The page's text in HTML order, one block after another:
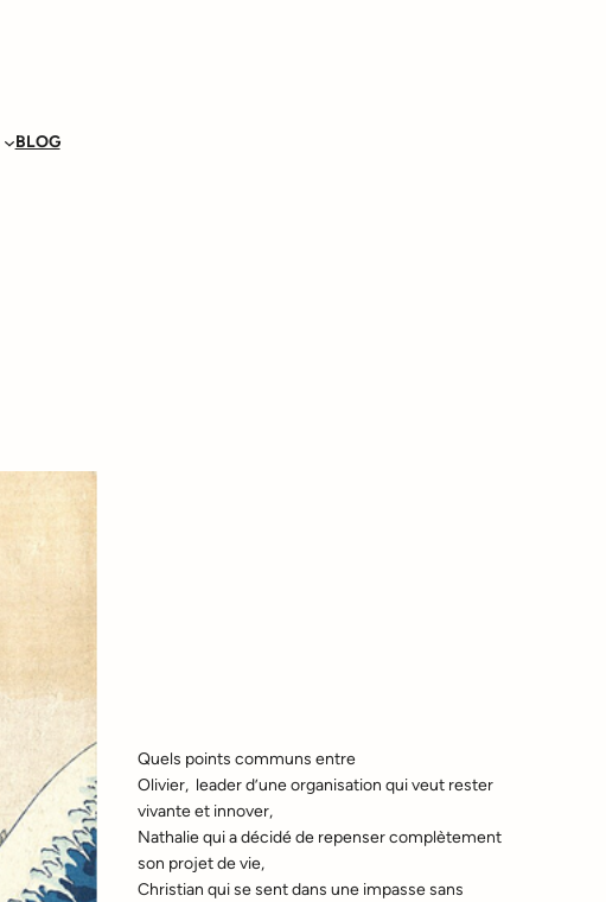
BLOG
Quels points communs entre
Olivier, leader d’une organisation qui veut rester
vivante et innover,
Nathalie qui a décidé de repenser complètement
son projet de vie,
Christian qui se sent dans une impasse sans